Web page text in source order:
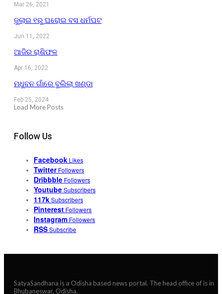
Mar 26, 2021
ଜୁଲାଇ ୧ରୁ ଘରୋଇ ବସ ଧର୍ମଘଟ
Jun 11, 2022
ଆଜିର ରାଶିଫଳ
Apr 16, 2022
ମଧୁବନ ଗାଁରେ ବୁଲିଲା ଖଣ୍ଡା
Feb 25, 2024
Load More Posts
Follow Us
Facebook Likes
Twitter Followers
Dribbble Followers
YoutubeSubscribers
117kSubscribers
Pinterest Followers
Instagram Followers
RSSSubscribe
SatyaSandhana is a Odisha based news portal. The head office of is in
Bhubaneswar, Odisha.